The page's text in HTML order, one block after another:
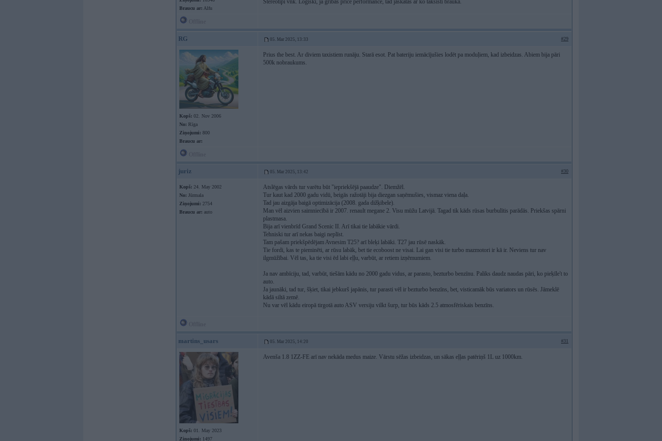
Braucu ar: Alfu
Stereotipi vnk. Loģiski, ja gribās price performance, tad jāskatās ar ko taksisti braukā.
RG 05. Mar 2025, 13:33 #29
Kopš: 02. Nov 2006
No: Rīga
Ziņojumi: 800
Braucu ar:
Prius the best. Ar diviem taxistiem runāju. Starā esot. Pat bateriju iemācījušies lodēt pa moduļiem, kad izbeidzas. Abiem bija pāri
500k nobraukums.
juriz 05. Mar 2025, 13:42 #30
Kopš: 24. May 2002
No: Jūrmala
Ziņojumi: 2754
Braucu ar: auto
Atslēgas vārds tur varētu būt "iepriekšējā paaudze". Diemžēl.
Tur kaut kad 2000 gadu vidū, beigās ražotāji bija diezgan saņēmušies, vismaz viena daļa.
Tad jau aizgāja baigā optimizācija (2008. gada dižķibele).
Man vēl aizvien saimniecībā ir 2007. renault megane 2. Visu mūžu Latvijā. Tagad tik kāds rūsas burbulītis parādās. Priekšas spārni
plastmasa.
Bija arī vienbrīd Grand Scenic II. Arī tikai tie labākie vārdi.
Tehniski tur arī nekas baigi neplīst.
Tam pašam priekšpēdējam Avnesim T25? arī bleķi labāki. T27 jau rūsē naskāk.
Tie fordi, kas te pieminēti, ar rūsu labāk, bet tie ecoboost ne visai. Lai gan visi tie turbo mazmotori ir kā ir. Neviens tur nav
ilgmūžībai. Vēl tas, ka tie visi ēd labi eļļu, varbūt, ar retiem izņēmumiem.
Ja nav ambīciju, tad, varbūt, tiešām kādu no 2000 gadu vidus, ar parasto, bezturbo benzīnu. Paliks daudz naudas pāri, ko pieķīle't to
auto.
Ja jaunāki, tad tur, šķiet, tikai jebkurš japānis, tur parasti vēl ir bezturbo benzīns, bet, visticamāk būs variators un rūsēs. Jāmeklē
kādā siltā zemē.
Nu var vēl kādu eiropā tirgotā auto ASV versiju vilkt šurp, tur būs kāds 2.5 atmosfēriskais benzīns.
martins_usars 05. Mar 2025, 14:20 #31
Kopš: 01. May 2023
Ziņojumi: 1497
Avenša 1.8 1ZZ-FE arī nav nekāda medus maize. Vārstu sēžas izbeidzas, un sākas eļļas patēriņš 1L uz 1000km.